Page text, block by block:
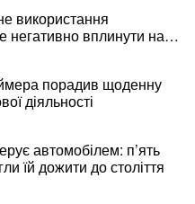
використання
негативно вплинути на
порадив щоденну
діяльності
автомобілем: п’ять
їй дожити до століття